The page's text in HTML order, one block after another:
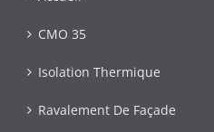
CMO 35
Isolation Thermique
Ravalement De Façade